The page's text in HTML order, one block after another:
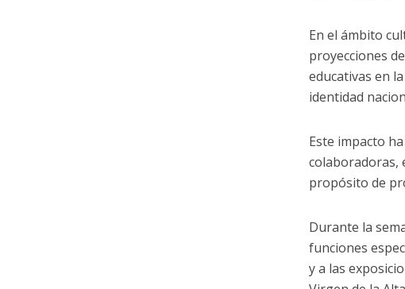
En el ámbito
proyecciones
educativas en
identidad
Este impacto
colaboradoras,
propósito de
Durante la
funciones
y a las